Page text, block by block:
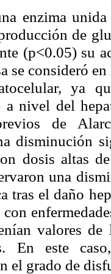
enzima
de
(p<0.05) su
se consideró
ya
a nivel del
de
disminución
dosis altas
una
tras el daño
con
valores
En este
el grado de